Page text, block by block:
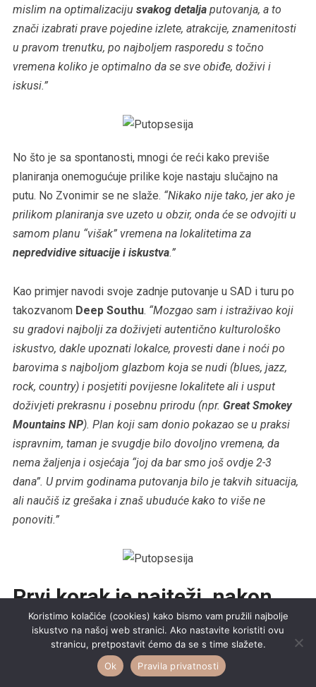
mislim na optimalizaciju svakog detaljaputovanja, a to
znači izabrati prave pojedine izlete, atrakcije, znamenitosti
u pravom trenutku, po najboljem rasporedu s točno
vremena koliko je optimalno da se sve obiđe, doživi i
iskusi.”
No što je sa spontanosti, mnogi će reći kako previše
planiranja onemogućuje prilike koje nastaju slučajno na
putu. No Zvonimir se ne slaže. “Nikako nije tako, jer ako je
prilikom planiranja sve uzeto u obzir, onda će se odvojiti u
samom planu “višak” vremena na lokalitetima za
nepredvidive situacije i iskustva.”
Kao primjer navodi svoje zadnje putovanje u SAD i turu po
takozvanom Deep Southu. “Mozgao sam i istraživao koji
su gradovi najbolji za doživjeti autentično kulturološko
iskustvo, dakle upoznati lokalce, provesti dane i noći po
barovima s najboljom glazbom koja se nudi (blues, jazz,
rock, country) i posjetiti povijesne lokalitete ali i usput
doživjeti prekrasnu i posebnu prirodu (npr. Great Smokey
Mountains NP). Plan koji sam donio pokazao se u praksi
ispravnim, taman je svugdje bilo dovoljno vremena, da
nema žaljenja i osjećaja “joj da bar smo još ovdje 2-3
dana”. U prvim godinama putovanja bilo je takvih situacija,
ali naučiš iz grešaka i znaš ubuduće kako to više ne
ponoviti.”
Prvi korak je najteži, nakon
toga sve je lako
Što bi poručio nekome tko sanja o dalekim putovanjima, ali
nikako da napravi prvi korak? Kolike su kod prosječnog
Koristimo kolačiće (cookies) kako bismo vam pružili najbolje
iskustvo na našoj web stranici. Ako nastavite koristiti ovu
stranicu, pretpostavit ćemo da se s time slažete.
Ok
Pravila privatnosti